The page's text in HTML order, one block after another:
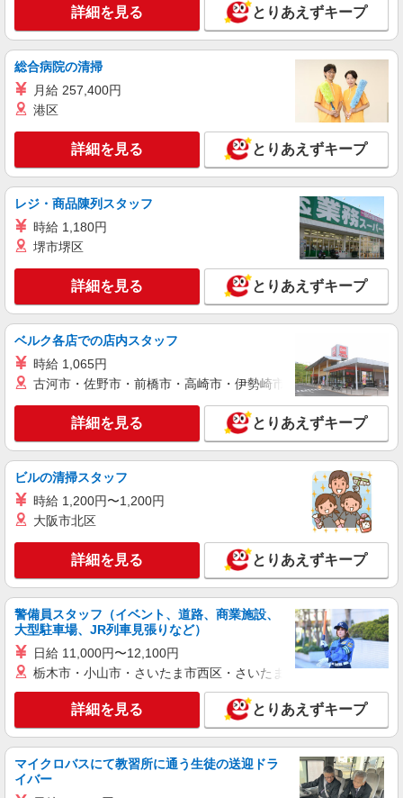
株式会社HITOWA フードサービスカンパニー
福祉施設での調理員【アルバイト・パート】
変動します。 ※AP評価制度：あり 年1回の評価
により時給を見直します。 ※アルバイト賞与（寸
志）：あり 年2回。勤続年数により金額UP。
イリーゼ川越 （埼玉県川越市今泉106-1）
キープ 詳細を見る
アルバイト パート
久兵衛屋 川越今福店
うどん屋のホール・キッチン
時給1,150円＋交通費支給 ◆22時以降は時給
埼玉県川越市今福964-4
キープ 詳細を見る
アルバイト
株式会社HITOWA フードサービスカンパニー
福祉施設での調理補助【アルバイト・パート】
時給1,141円以上 ※経験によりスタート時給は
変動します。 ※AP評価制度：あり 年1回の評価
により時給を見直します。 ※アルバイト賞与（寸
729番1）
キープ 詳細を見る
パート
株式会社HITOWA フードサービスカンパニー
福祉施設での調理員【アルバイト・パート】
時給1,300円以上 ※経験によりスタート時給は
変動します。 ※AP評価制度：あり 年1回の評価
により時給を見直します。 ※アルバイト賞与（寸
志）：あり 年2回。勤続年数により金額UP。
アズハイム上福岡 （埼玉県川越市清水町4-7）
キープ 詳細を見る
福祉施設での調理補助【アルバイト・パート】
詳細を見る とりあえずキープ
総合病院の清掃
月給 257,400円
港区
詳細を見る とりあえずキープ
レジ・商品陳列スタッフ
時給 1,180円
堺市堺区
詳細を見る とりあえずキープ
ベルク各店での店内スタッフ
時給 1,065円
古河市・佐野市・前橋市・高崎市・伊勢崎市・太田市・館林市
詳細を見る とりあえずキープ
ビルの清掃スタッフ
時給 1,200円〜1,200円
大阪市北区
詳細を見る とりあえずキープ
警備員スタッフ（イベント、道路、商業施設、
大型駐車場、JR列車見張りなど）
日給 11,000円〜12,100円
栃木市・小山市・さいたま市西区・さいたま市岩槻区・久喜市・
詳細を見る とりあえずキープ
マイクロバスにて教習所に通う生徒の送迎ドラ
イバー